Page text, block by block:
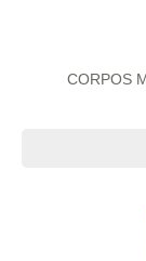
CORPOS